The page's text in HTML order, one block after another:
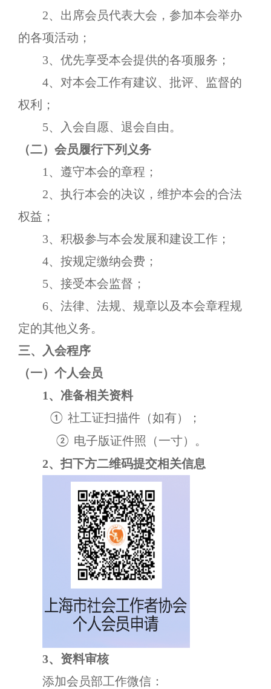
2、出席会员代表大会，参加本会举办
的各项活动；
3、优先享受本会提供的各项服务；
4、对本会工作有建议、批评、监督的
权利；
5、入会自愿、退会自由。
（二）会员履行下列义务
1、 遵守本会的章程；
2、 执行本会的决议，维护本会的合法
权益；
3、 积极参与本会发展和建设工作；
4、 按规定缴纳会费 ；
5、 接受本会监督 ；
6、法律、法规、规章以及本会章程规
定的其他义务。
三、入会程序
（一）个人会员
1、 准备相关资料
① 社工证扫描件（如有） ；
② 电子版证件照（一寸） 。
2、 扫下方二维码提交相关信息
3、资料审核
添加会员部工作微信：